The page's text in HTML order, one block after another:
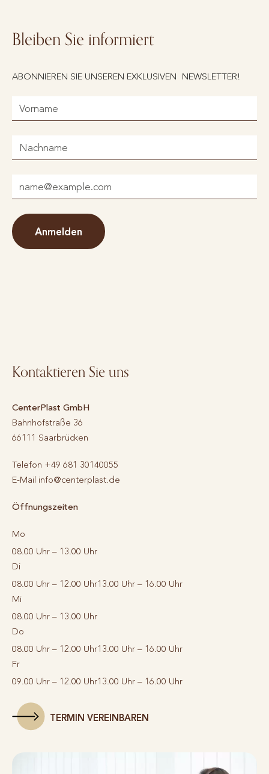
Bleiben Sie informiert
ABONNIEREN SIE UNSEREN EXKLUSIVEN NEWSLETTER!
Anmelden
Kontaktieren Sie uns
CenterPlast GmbH
Bahnhofstraße 36
66111 Saarbrücken
Telefon +49 681 30140055
E-Mail info@centerplast.de
Öffnungszeiten
Mo
08.00 Uhr – 13.00 Uhr
Di
08.00 Uhr – 12.00 Uhr13.00 Uhr – 16.00 Uhr
Mi
08.00 Uhr – 13.00 Uhr
Do
08.00 Uhr – 12.00 Uhr13.00 Uhr – 16.00 Uhr
Fr
09.00 Uhr – 12.00 Uhr13.00 Uhr – 16.00 Uhr
TERMIN VEREINBAREN